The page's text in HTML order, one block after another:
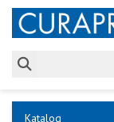
Katalog